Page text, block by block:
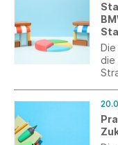
die